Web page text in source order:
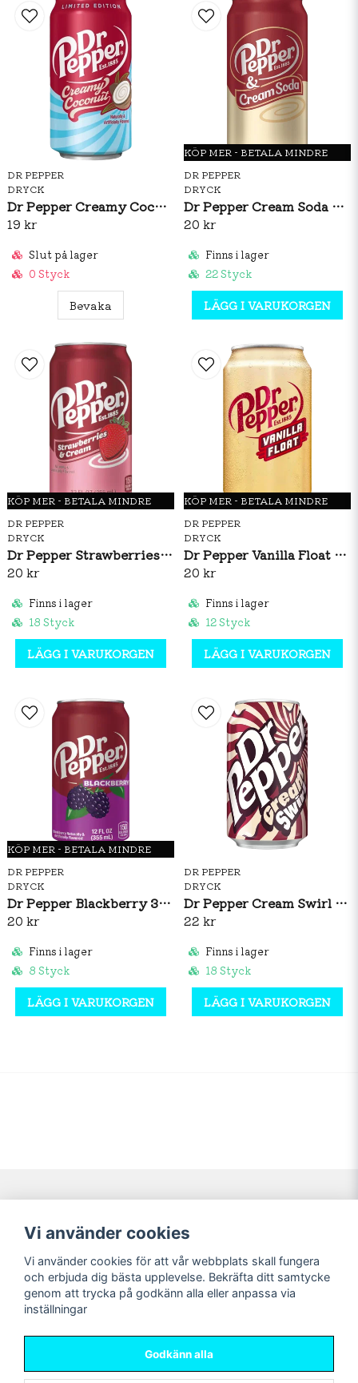
DR PEPPER
DRYCK
Dr Pepper Creamy Coconut 355ml
19 kr
Slut på lager
0 Styck
Bevaka
KÖP MER - BETALA MINDRE
DR PEPPER
DRYCK
Dr Pepper Cream Soda 355ml
20 kr
Finns i lager
22 Styck
LÄGG I VARUKORGEN
KÖP MER - BETALA MINDRE
DR PEPPER
DRYCK
Dr Pepper Strawberries & Cream 355ml
20 kr
Finns i lager
18 Styck
LÄGG I VARUKORGEN
KÖP MER - BETALA MINDRE
DR PEPPER
DRYCK
Dr Pepper Vanilla Float 355ml
20 kr
Finns i lager
12 Styck
LÄGG I VARUKORGEN
KÖP MER - BETALA MINDRE
DR PEPPER
DRYCK
Dr Pepper Blackberry 355ml
20 kr
Finns i lager
8 Styck
LÄGG I VARUKORGEN
DR PEPPER
DRYCK
Dr Pepper Cream Swirl 330ml
22 kr
Finns i lager
18 Styck
LÄGG I VARUKORGEN
Navigering
Nyheter!
Förbeställning
Mitt konto
Logga in
Registrera dig
Glömt lösenord?
Sociala medier
Vi använder cookies
Vi använder cookies för att vår webbplats skall fungera
och erbjuda dig bästa upplevelse. Bekräfta ditt samtycke
genom att trycka på godkänn alla eller anpassa via
inställningar
Godkänn alla